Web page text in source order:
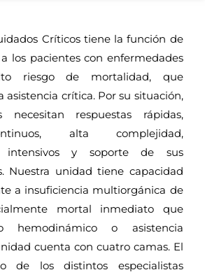
Críticos tiene la función de
los pacientes con enfermedades
riesgo de mortalidad, que
asistencia crítica. Por su situación,
necesitan respuestas rápidas,
alta complejidad,
intensivos y soporte de sus
Nuestra unidad tiene capacidad
a insuficiencia multiorgánica de
mortal inmediato que
hemodinámico o asistencia
cuenta con cuatro camas. El
de los distintos especialistas